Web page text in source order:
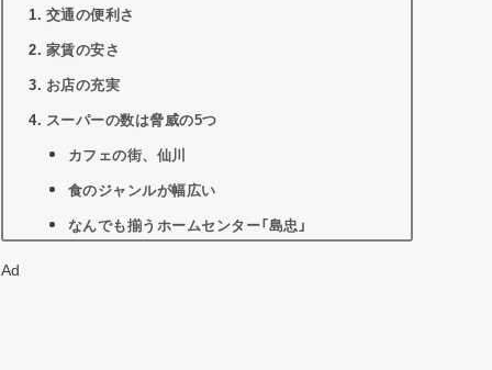
交通の便利さ
家賃の安さ
お店の充実
スーパーの数は脅威の5つ
カフェの街、仙川
食のジャンルが幅広い
なんでも揃うホームセンター「島忠」
Ad